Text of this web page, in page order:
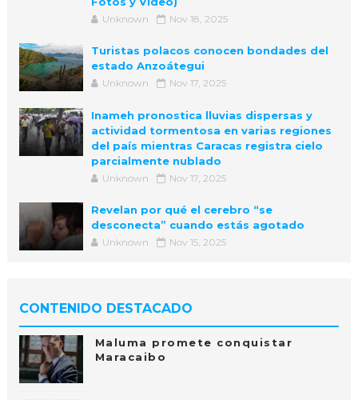
Unknown Nov 18, 2025
Turistas polacos conocen bondades del
estado Anzoátegui
Unknown Nov 17, 2025
Inameh pronostica lluvias dispersas y
actividad tormentosa en varias regiones
del país mientras Caracas registra cielo
parcialmente nublado
Unknown Nov 17, 2025
Revelan por qué el cerebro “se
desconecta” cuando estás agotado
Unknown Nov 15, 2025
CONTENIDO DESTACADO
Maluma promete conquistar
Maracaibo